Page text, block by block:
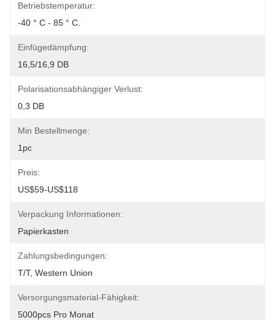
Betriebstemperatur:
-40 ° C - 85 ° C.
Einfügedämpfung:
16,5/16,9 DB
Polarisationsabhängiger Verlust:
0,3 DB
Min Bestellmenge:
1pc
Preis:
US$59-US$118
Verpackung Informationen:
Papierkasten
Zahlungsbedingungen:
T/T, Western Union
Versorgungsmaterial-Fähigkeit:
5000pcs Pro Monat